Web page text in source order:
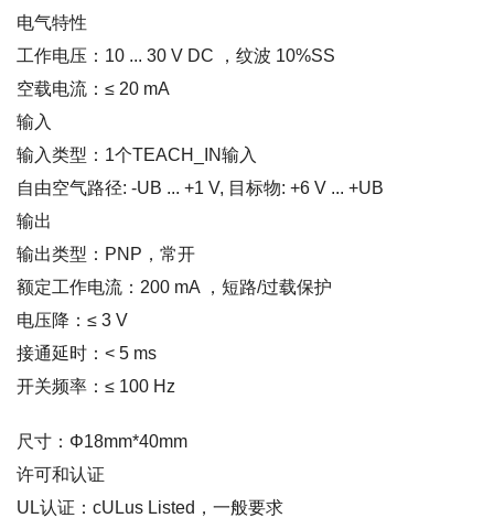
电气特性
工作电压：10 ... 30 V DC ，纹波 10%SS
空载电流：≤ 20 mA
输入
输入类型：1个TEACH_IN输入
自由空气路径: -UB ... +1 V, 目标物: +6 V ... +UB
输出
输出类型：PNP，常开
额定工作电流：200 mA ，短路/过载保护
电压降：≤ 3 V
接通延时：< 5 ms
开关频率：≤ 100 Hz
尺寸：Φ18mm*40mm
许可和认证
UL认证：cULus Listed，一般要求